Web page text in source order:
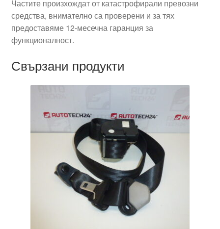
Частите произхождат от катастрофирали превозни
средства, внимателно са проверени и за тях
предоставяме 12-месечна гаранция за
функционалност.
Свързани продукти